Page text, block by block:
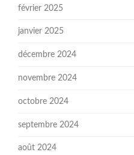
février 2025
janvier 2025
décembre 2024
novembre 2024
octobre 2024
septembre 2024
août 2024